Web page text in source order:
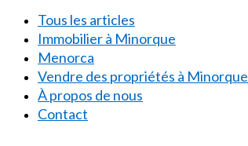
Tous les articles
Immobilier à Minorque
Menorca
Vendre des propriétés à Minorque
À propos de nous
Contact